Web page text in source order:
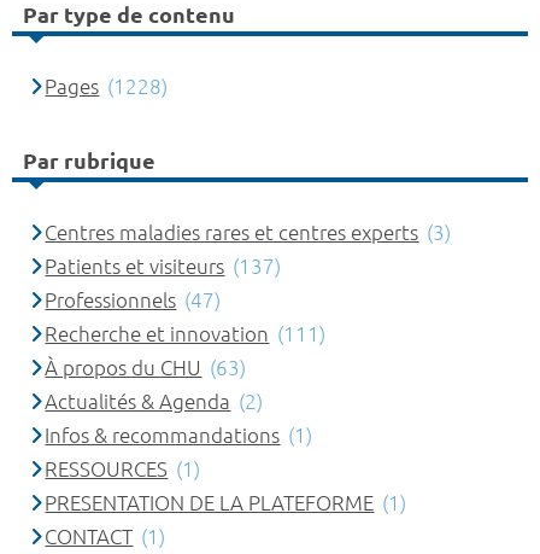
Par type de contenu
Pages (1228)
Par rubrique
Centres maladies rares et centres experts (3)
Patients et visiteurs (137)
Professionnels (47)
Recherche et innovation (111)
À propos du CHU (63)
Actualités & Agenda (2)
Infos & recommandations (1)
RESSOURCES (1)
PRESENTATION DE LA PLATEFORME (1)
CONTACT (1)